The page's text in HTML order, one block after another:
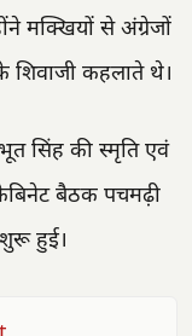
मक्खियों से अंग्रेजों
शिवाजी कहलाते थे।
सिंह की स्मृति एवं
बैठक पचमढ़ी
शुरू हुई।